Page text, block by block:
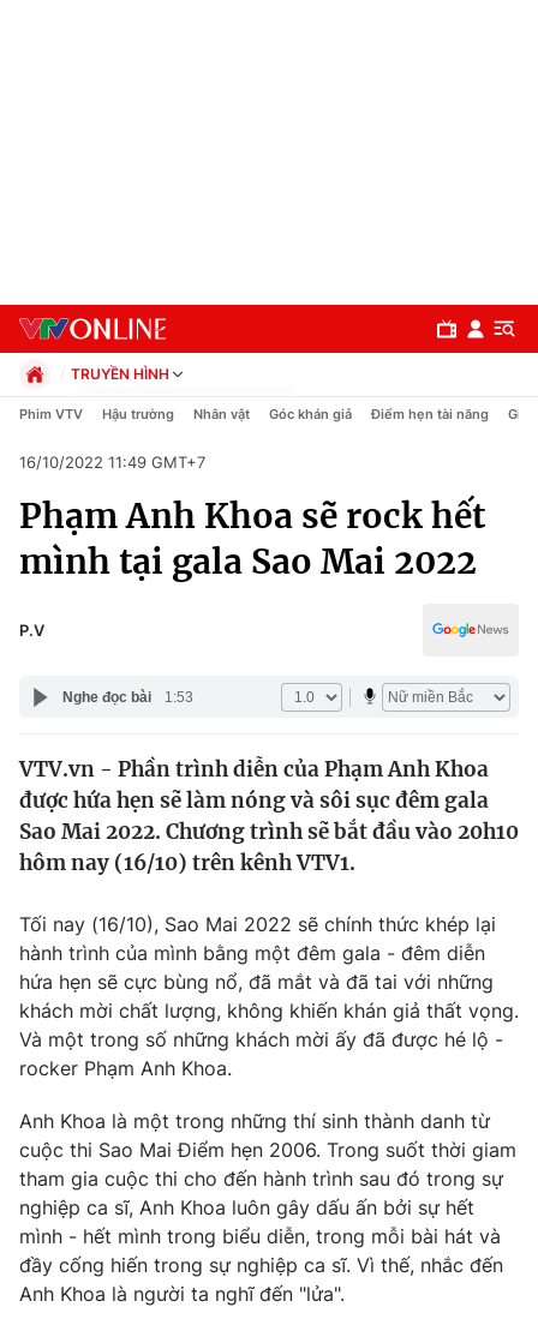
Chuyên mục
Chính trị
Pháp luật
Thế giới
Tin tức
Thế giới đó đây
Câu chuyện quốc tế
Tài chính
Thị trường
Góc doanh nghiệp
Dữ liệu và đời sống
Truyền hình
Phim VTV
Hậu trường
Nhân vật
Khán giả
Giải sao mai
Điện ảnh
Âm nhạc
Sao
Đời sống
Du lịch
Làm đẹp
Giáo dục
Tuyển sinh
Công nghệ
TRUYỀN HÌNH
Chính trị
Pháp luật
Kinh tế
Thể thao
Truyền hình
Công nghệ
Phim VTV Hậu trường Nhân vật Góc khán giả Điểm hẹn tài năng Giải
16/10/2022 11:49 GMT+7
Phạm Anh Khoa sẽ rock hết
mình tại gala Sao Mai 2022
P.V
Nghe đọc bài 1:53
VTV.vn - Phần trình diễn của Phạm Anh Khoa
được hứa hẹn sẽ làm nóng và sôi sục đêm gala
Sao Mai 2022. Chương trình sẽ bắt đầu vào 20h10
hôm nay (16/10) trên kênh VTV1.
Tối nay (16/10), Sao Mai 2022 sẽ chính thức khép lại
hành trình của mình bằng một đêm gala - đêm diễn
hứa hẹn sẽ cực bùng nổ, đã mắt và đã tai với những
khách mời chất lượng, không khiến khán giả thất vọng.
Và một trong số những khách mời ấy đã được hé lộ -
rocker Phạm Anh Khoa.
Anh Khoa là một trong những thí sinh thành danh từ
cuộc thi Sao Mai Điểm hẹn 2006. Trong suốt thời giam
tham gia cuộc thi cho đến hành trình sau đó trong sự
nghiệp ca sĩ, Anh Khoa luôn gây dấu ấn bởi sự hết
mình - hết mình trong biểu diễn, trong mỗi bài hát và
đầy cống hiến trong sự nghiệp ca sĩ. Vì thế, nhắc đến
Anh Khoa là người ta nghĩ đến "lửa".